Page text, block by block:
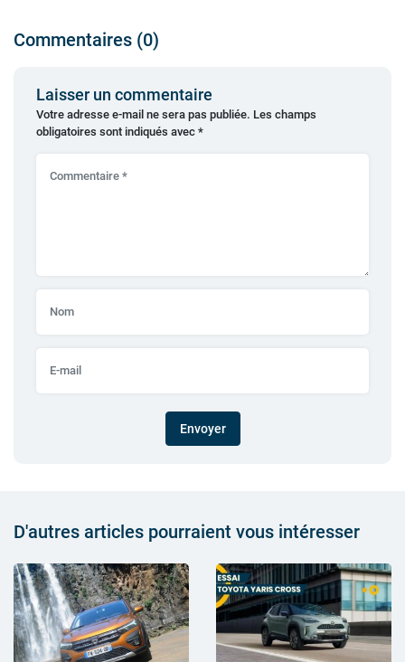
Commentaires (0)
Laisser un commentaire
Votre adresse e-mail ne sera pas publiée. Les champs
obligatoires sont indiqués avec *
Envoyer
D'autres articles pourraient vous intéresser